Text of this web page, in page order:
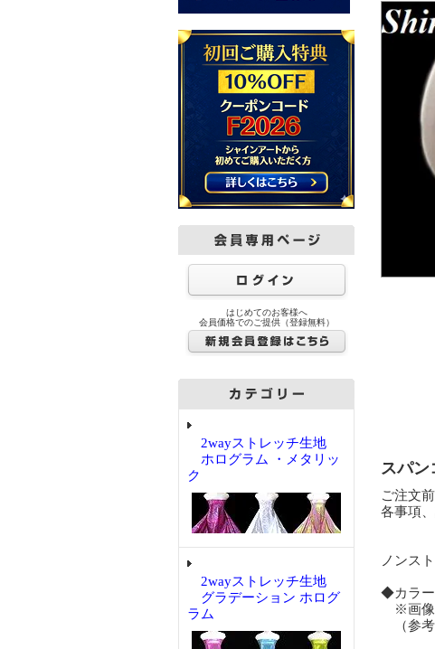
はじめてのお客様へ
会員価格でのご提供（登録無料）
2wayストレッチ生地
ホログラム ・メタリッ
ク
2wayストレッチ生地
グラデーション ホログ
ラム
スパ
ご注文
各事項
ノンス
◆カラー
※画像
（参